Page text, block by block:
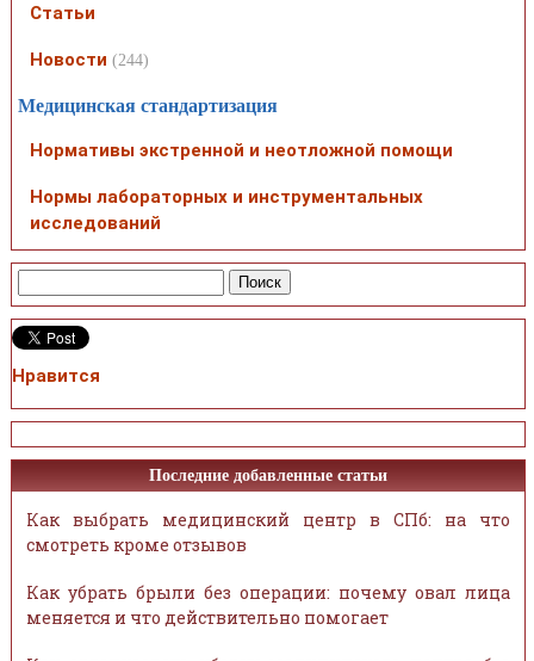
Статьи
Новости (244)
Медицинская стандартизация
Нормативы экстренной и неотложной помощи
Нормы лабораторных и инструментальных
исследований
Нравится
Последние добавленные статьи
Как выбрать медицинский центр в СПб: на что
смотреть кроме отзывов
Как убрать брыли без операции: почему овал лица
меняется и что действительно помогает